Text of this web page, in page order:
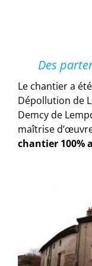
Des
Le chantier a
Dépollution de
Demcy de
maîtrise
chantier 100%